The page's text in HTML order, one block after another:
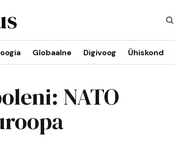
Globaalne Digivoog Ühiskond
NATO